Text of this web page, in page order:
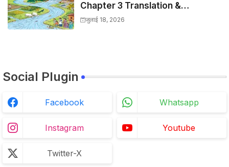
Chapter 3 Translation &
Solutions
जुलाई 18, 2026
Social Plugin
Facebook Whatsapp
Instagram Youtube
Twitter-X